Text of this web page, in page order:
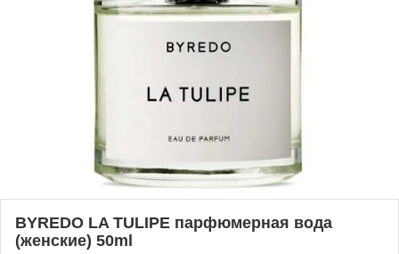
BYREDO LA TULIPE парфюмерная вода
(женские) 50ml